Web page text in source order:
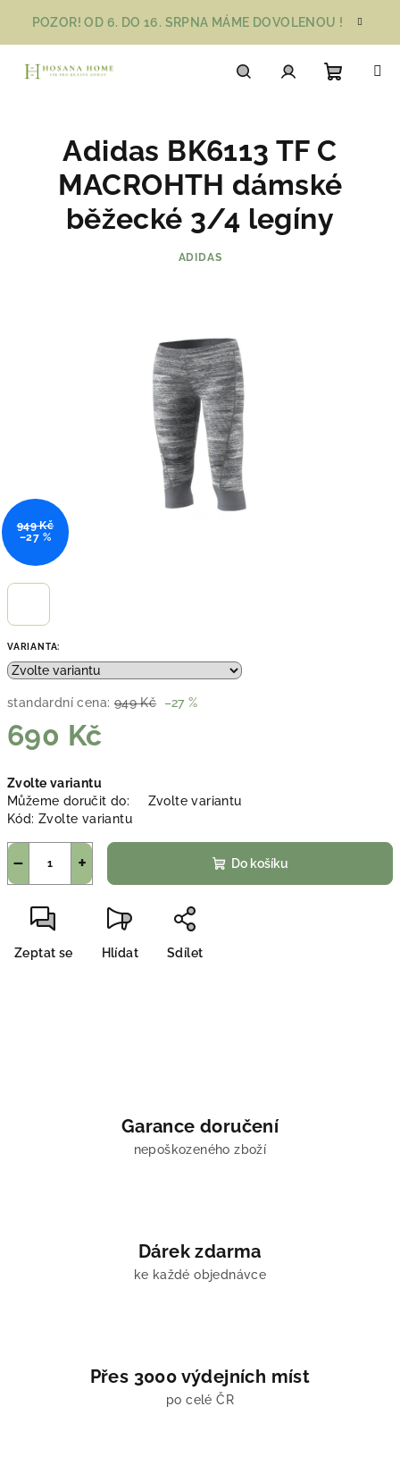
obsah
POZOR! OD 6. DO 16. SRPNA MÁME DOVOLENOU !
košík
VARIANTA:
standardní cena: 949 Kč –27 %
690 Kč
cena:
Zvolte variantu
Můžeme doručit do:
Zvolte variantu
Kód: Zvolte variantu
+
− Do košíku
Zeptat se Hlídat Sdílet
Adidas BK6113 TF C
MACROHTH dámské
běžecké 3/4 legíny
ADIDAS
949 Kč
–27 %
Garance doručení
nepoškozeného zboží
Dárek zdarma
ke každé objednávce
Přes 3000 výdejních míst
po celé ČR